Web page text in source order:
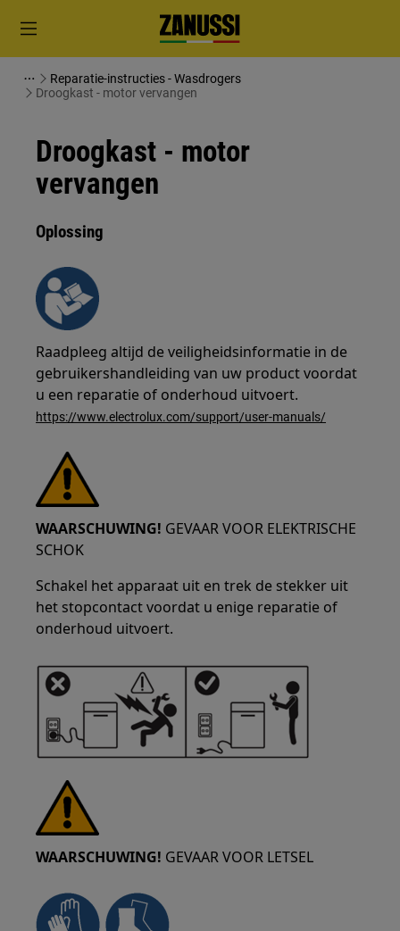
Reparatie-instructies - Wasdrogers
Droogkast - motor vervangen
Droogkast - motor
vervangen
Oplossing
Raadpleeg altijd de veiligheidsinformatie in de
gebruikershandleiding van uw product voordat
u een reparatie of onderhoud uitvoert.
https://www.electrolux.com/support/user-manuals/
WAARSCHUWING! GEVAAR VOOR ELEKTRISCHE
SCHOK
Schakel het apparaat uit en trek de stekker uit
het stopcontact voordat u enige reparatie of
onderhoud uitvoert.
WAARSCHUWING! GEVAAR VOOR LETSEL